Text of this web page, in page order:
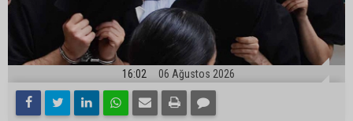
16:02 06 Ağustos 2026